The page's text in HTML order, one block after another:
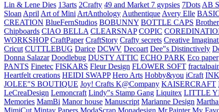
Lin & Lene Dies 13arts 2Crafty 49 and Market 7 gypsies 7Dots AB
Sloan April Art of Mini ArtAnthology Authentique Avery Elle
CREATION BlueFernStudios BOBUNNY BOTTLE CAPS Brother
Chipboards CIAO BELLA CLEARSNAP COPIC
WORKSHOP CraftPaper CraftStory Crafty secrets Creative
Cricut CUTTLEBUG Darice DCWV Decoart Dee"s Distinctively
Donna Salazar Doodlebug DUSTY ATTIC ECHO PARK Eco paper
PANTS Finetec FISKARS Fleur Design FLOWER SOFT
Heartfelt creations HEIDI SWAPP Hero Arts Hobby&you iCraft
JOLEE"S BOUTIQUE Joy! Crafts K@Company KAISERCRAFT
LeCreaDesign Lemoncraft Lindy"s Stamp Gang Liquitex LITTLE
Memories MamBi Manor house Manuscript Marianne Design
MimiCut Mintay Papers ModaScrap Monadesign Mr.Painter My